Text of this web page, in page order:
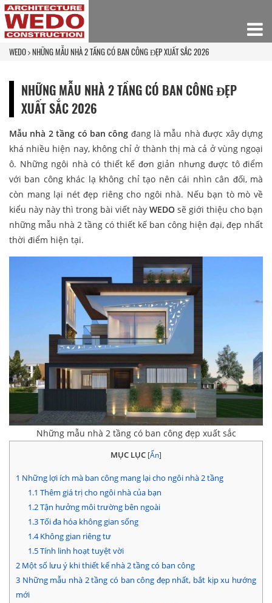
WEDO NHỮNG MẪU NHÀ 2 TẦNG CÓ BAN CÔNG ĐẸP XUẤT SẮC 2026
NHỮNG MẪU NHÀ 2 TẦNG CÓ BAN CÔNG ĐẸP
XUẤT SẮC 2026
Mẫu nhà 2 tầng có ban công đang là mẫu nhà được xây dựng
khá nhiều hiện nay, không chỉ ở thành thị mà cả ở vùng ngoại
ô. Những ngôi nhà có thiết kế đơn giản nhưng được tô điểm
với ban công khác lạ không chỉ tạo nên cái nhìn cân đối, mà
còn mang lại nét đẹp riêng cho ngôi nhà. Nếu bạn tò mò về
kiểu này này thì trong bài viết này WEDO sẽ giới thiệu cho bạn
những mẫu nhà 2 tầng có thiết kế ban công hiện đại, đẹp nhất
thời điểm hiện tại.
Những mẫu nhà 2 tầng có ban công đẹp xuất sắc
MỤC LỤC [Ẩn]
1 Những lợi ích mà ban công mang lại cho ngôi nhà 2 tầng
1.1 Thêm giá trị cho ngôi nhà của bạn
1.2Tận hưởng môi trường bên ngoài
1.3Tối đa hóa không gian sống
1.4Không gian riêng tư
1.5Tính linh hoạt tuyệt vời
2 Một số lưu ý khi thiết kế nhà 2 tầng có ban công
3 Những mẫu nhà 2 tầng có ban công đẹp nhất, bắt kịp xu hướng
mới